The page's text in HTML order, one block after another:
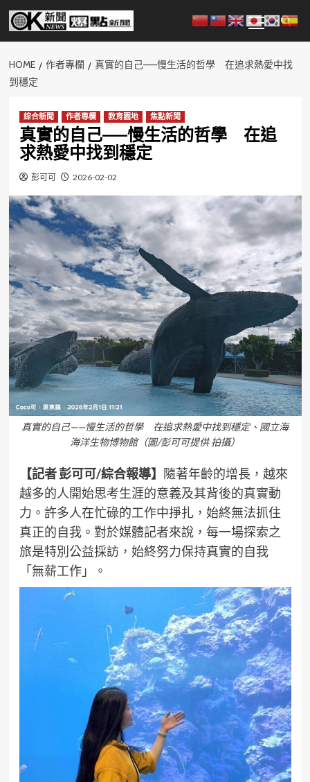
Skip
content
Menu
HOME 作者專欄
真實的自己——慢生活的哲學 在追求熱愛中找
到穩定
綜合新聞 作者專欄 教育園地 焦點新聞
真實的自己——慢生活的哲學 在追
求熱愛中找到穩定
彭可可 2026-02-02
真實的自己——慢生活的哲學 在追求熱愛中找到穩定、國立海
海洋生物博物館（圖/彭可可提供 拍攝）
【記者 彭可可/綜合報導】
隨著年齡的增長，越來
越多的人開始思考生涯的意義及其背後的真實動
力。許多人在忙碌的工作中掙扎，始終無法抓住
真正的自我。對於媒體記者來說，每一場探索之
旅是特別公益採訪，始終努力保持真實的自我
「無薪工作」。